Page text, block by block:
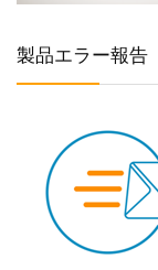
製品エラー報告